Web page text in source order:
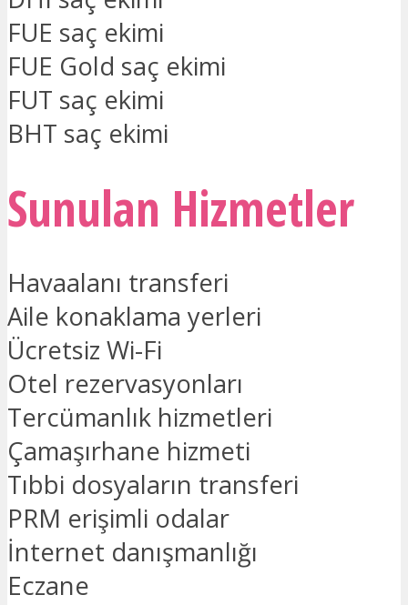
FUE saç ekimi
FUE Gold saç ekimi
FUT saç ekimi
BHT saç ekimi
Sunulan Hizmetler
Havaalanı transferi
Aile konaklama yerleri
Ücretsiz Wi-Fi
Otel rezervasyonları
Tercümanlık hizmetleri
Çamaşırhane hizmeti
Tıbbi dosyaların transferi
PRM erişimli odalar
İnternet danışmanlığı
Eczane